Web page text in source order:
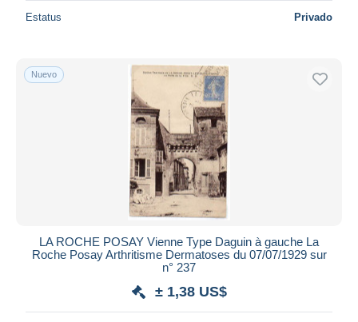
Estatus Privado
Nuevo
LA ROCHE POSAY Vienne Type Daguin à gauche La
Roche Posay Arthritisme Dermatoses du 07/07/1929 sur
n° 237
± 1,38 US$